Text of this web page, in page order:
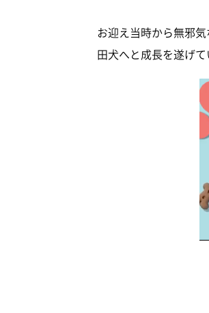
お迎え当時から無邪
田犬へと成長を遂げて